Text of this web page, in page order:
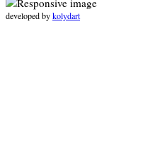
developed bykolydart